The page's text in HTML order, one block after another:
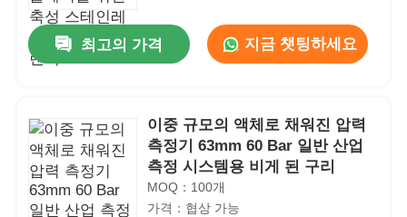
홈
제품 소개
최고의 가격 지금 챗팅하세요
이중 규모의 액체로 채워진 압력
측정기 63mm 60 Bar 일반 산업
측정 시스템용 비게 된 구리
MOQ：100개
가격：협상 가능